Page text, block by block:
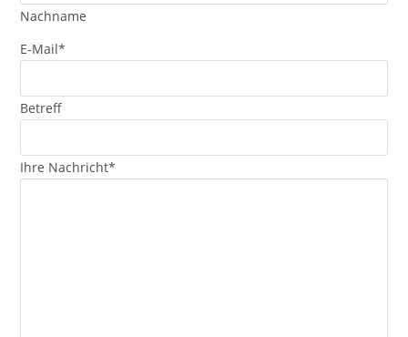
Nachname
E-Mail*
Betreff
Ihre Nachricht*